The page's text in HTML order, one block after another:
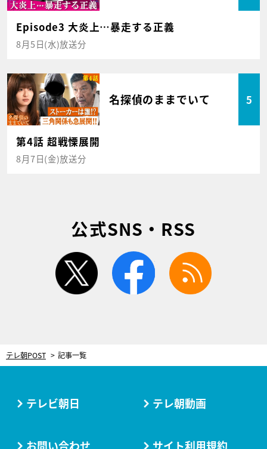
Episode3 大炎上…暴走する正義
8月5日(水)放送分
名探偵のままでいて 5
第4話 超戦慄展開
8月7日(金)放送分
公式SNS・RSS
twitter facebook
テレ朝POST 記事一覧
テレビ朝日 テレ朝動画
お問い合わせ サイト利用規約